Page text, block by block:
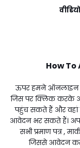
How
ऊपर हमने ऑनलाइन
जिस पर क्लिक करके
पहुंच सकते हैं और वहां
आवेदन भर सकते हैं।
सभी प्रमाण पत्र ,
जिससे आवेदन